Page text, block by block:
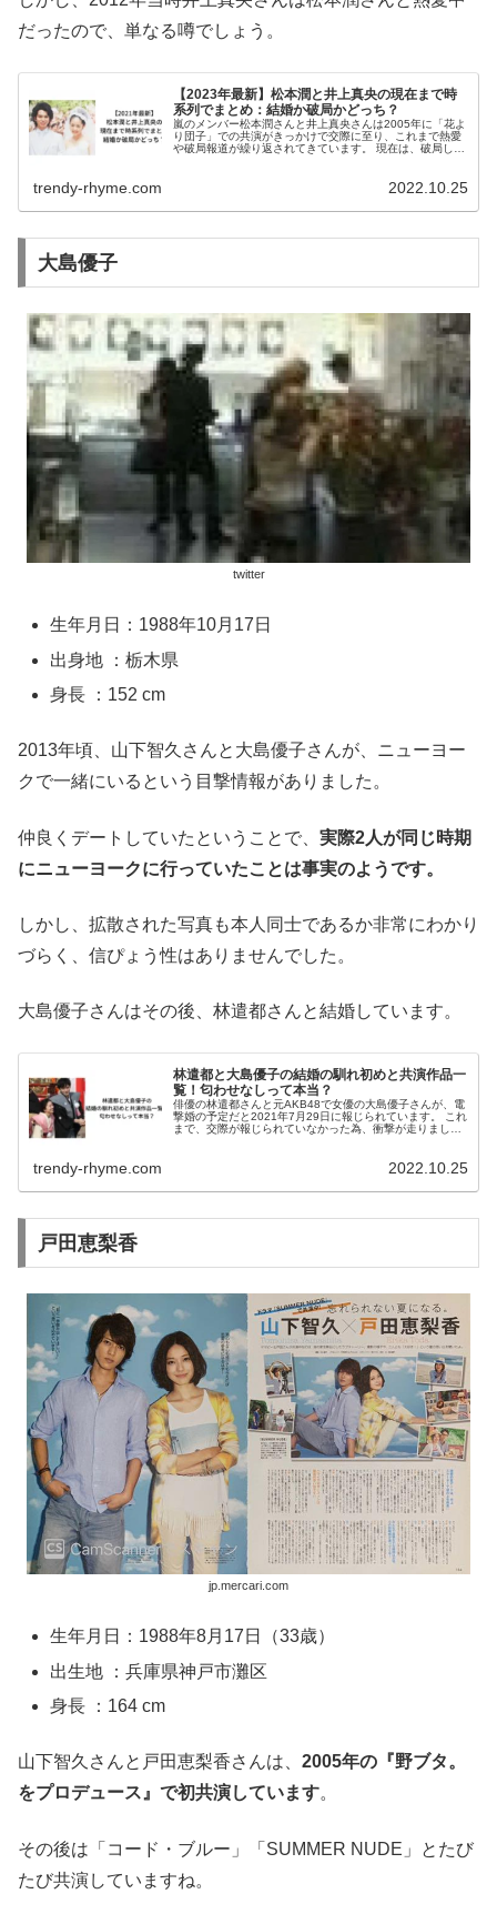
だったので、単なる噂でしょう。
【2023年最新】松本潤と井上真央の現在まで時
系列でまとめ：結婚か破局かどっち？
嵐のメンバー松本潤さんと井上真央さんは2005年に「花よ
り団子」での共演がきっかけで交際に至り、これまで熱愛
や破局報道が繰り返されてきています。 現在は、破局して
trendy-rhyme.com 2022.10.25
大島優子
twitter
生年月日：1988年10月17日
出身地 ：栃木県
身長 ：152 cm
2013年頃、山下智久さんと大島優子さんが、ニューヨー
クで一緒にいるという目撃情報がありました。
仲良くデートしていたということで、 実際2人が同じ時期
にニューヨークに行っていたことは事実のようです。
しかし、拡散された写真も本人同士であるか非常にわかり
づらく、信ぴょう性はありませんでした。
大島優子さんはその後、林遣都さんと結婚しています。
林遣都と大島優子の結婚の馴れ初めと共演作品一
覧！匂わせなしって本当？
俳優の林遣都さんと元AKB48で女優の大島優子さんが、電
撃婚の予定だと2021年7月29日に報じられています。 これ
まで、交際が報じられていなかった為、衝撃が走りまし
trendy-rhyme.com 2022.10.25
戸田恵梨香
jp.mercari.com
生年月日：1988年8月17日（33歳）
出生地 ：兵庫県神戸市灘区
身長 ：164 cm
山下智久さんと戸田恵梨香さんは、 2005年の『野ブタ。
をプロデュース』で初共演しています。
その後は「コード・ブルー」「SUMMER NUDE」とたび
たび共演していますね。